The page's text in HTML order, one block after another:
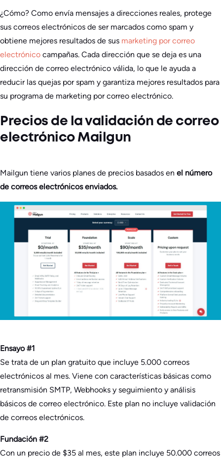
¿Cómo? Como envía mensajes a direcciones reales, protege
sus correos electrónicos de ser marcados como spam y
obtiene mejores resultados de sus marketing por correo
electrónico campañas. Cada dirección que se deja es una
dirección de correo electrónico válida, lo que le ayuda a
reducir las quejas por spam y garantiza mejores resultados para
su programa de marketing por correo electrónico.
Precios de la validación de correo
electrónico Mailgun
Mailgun tiene varios planes de precios basados en el número
de correos electrónicos enviados.
Ensayo #1
Se trata de un plan gratuito que incluye 5.000 correos
electrónicos al mes. Viene con características básicas como
retransmisión SMTP, Webhooks y seguimiento y análisis
básicos de correo electrónico. Este plan no incluye validación
de correos electrónicos.
Fundación #2
Con un precio de $35 al mes, este plan incluye 50.000 correos